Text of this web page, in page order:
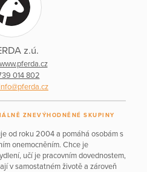
z.ú.
014 802
info@pferda.cz
ZNEVÝHODNĚNÉ SKUPINY
od roku 2004 a pomáhá osobám s
onemocněním. Chce je
učí je pracovním dovednostem,
v samostatném životě a zároveň